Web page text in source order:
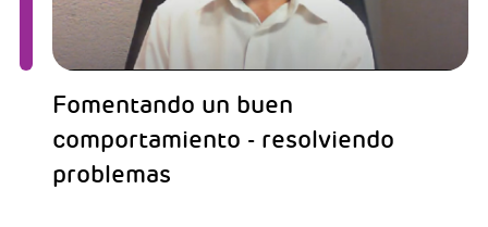
Fomentando un buen
comportamiento - resolviendo
problemas